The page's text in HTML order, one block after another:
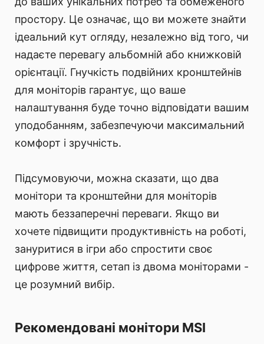
простору. Це означає, що ви можете знайти
ідеальний кут огляду, незалежно від того, чи
надаєте перевагу альбомній або книжковій
орієнтації. Гнучкість подвійних кронштейнів
для моніторів гарантує, що ваше
налаштування буде точно відповідати вашим
уподобанням, забезпечуючи максимальний
комфорт і зручність.
Підсумовуючи, можна сказати, що два
монітори та кронштейни для моніторів
мають беззаперечні переваги. Якщо ви
хочете підвищити продуктивність на роботі,
зануритися в ігри або спростити своє
цифрове життя, сетап із двома моніторами -
це розумний вибір.
Рекомендовані монітори MSI